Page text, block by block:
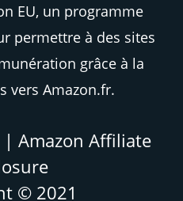
EU, un programme
permettre à des sites
grâce à la
vers Amazon.fr.
| Amazon Affiliate
© 2021